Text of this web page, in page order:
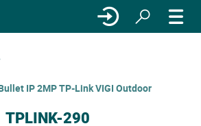
IP 2MP TP-Link VIGI Outdoor
TPLINK-290